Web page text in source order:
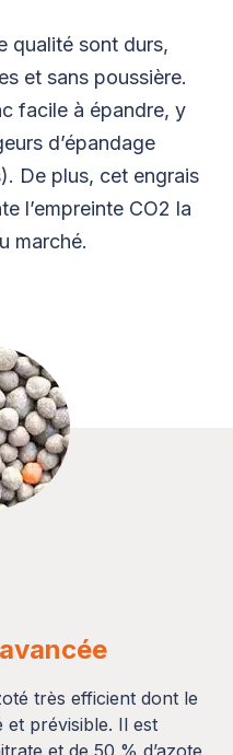
qualité sont durs,
et sans poussière.
facile à épandre, y
d’épandage
De plus, cet engrais
l’empreinte CO2 la
marché.
très efficient dont le
et prévisible. Il est
et de 50 % d’azote